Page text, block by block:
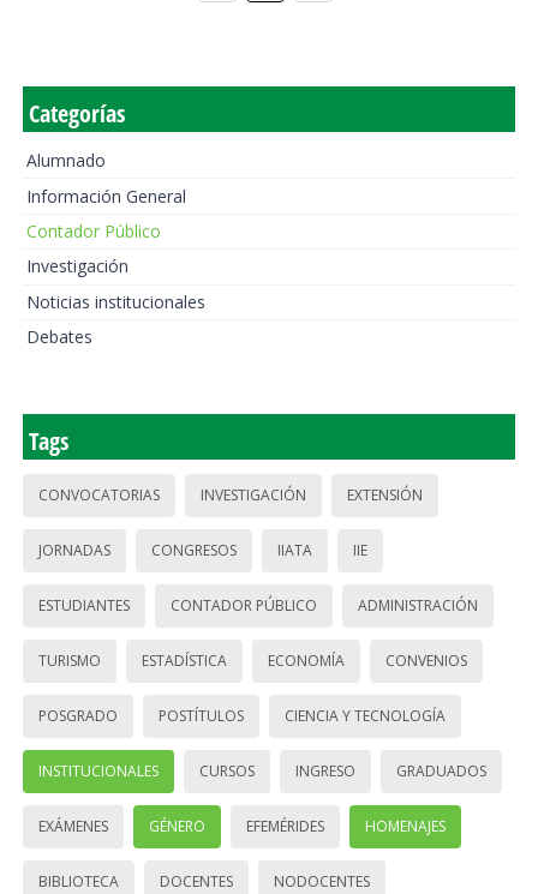
Categorías
Alumnado
Información General
Contador Público
Investigación
Noticias institucionales
Debates
Tags
CONVOCATORIAS INVESTIGACIÓN EXTENSIÓN
JORNADAS CONGRESOS IIATA IIE
ESTUDIANTES CONTADOR PÚBLICO ADMINISTRACIÓN
TURISMO ESTADÍSTICA ECONOMÍA CONVENIOS
POSGRADO POSTÍTULOS CIENCIA Y TECNOLOGÍA
INSTITUCIONALES CURSOS INGRESO GRADUADOS
EXÁMENES GÉNERO EFEMÉRIDES HOMENAJES
BIBLIOTECA DOCENTES NODOCENTES